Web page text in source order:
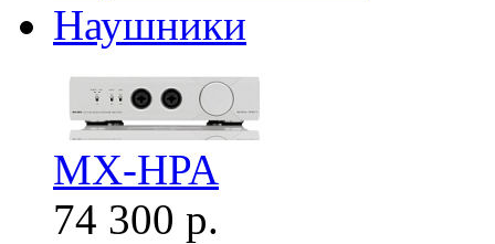
Наушники
MX-HPA
74 300 р.